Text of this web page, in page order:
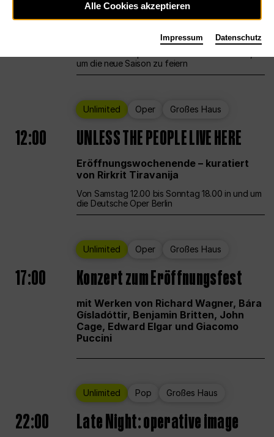
12:00 Eröffnungswochenende
um die neue Saison zu feiern
Unlimited Oper Großes Haus
12:00 UNLESS THE PEOPLE LIVE HERE
Eröffnungswochenende – kuratiert
von Rirkrit Tiravanija
Von Samstag 12.00 bis Sonntag 18.00 in und um
die Deutsche Oper Berlin
Unlimited Oper Großes Haus
17:00 Konzert zum Eröffnungsfest
mit Werken von Richard Wagner, Bára
Gísladóttir, Benjamin Britten, John
Cage, Edward Elgar und Giacomo
Puccini
Unlimited Pop Großes Haus
22:00 Late Night: operative image
Alle Cookies akzeptieren
Impressum Datenschutz